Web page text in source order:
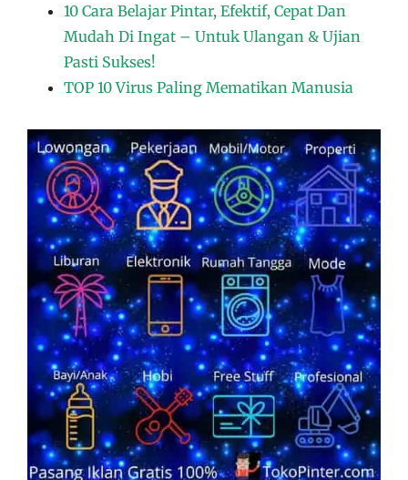
10 Cara Belajar Pintar, Efektif, Cepat Dan
Mudah Di Ingat – Untuk Ulangan & Ujian
Pasti Sukses!
TOP 10 Virus Paling Mematikan Manusia